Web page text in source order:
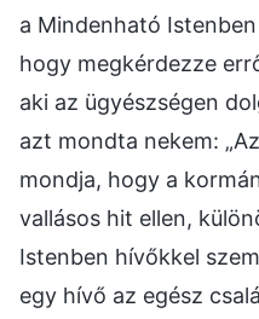
a Mindenható
hogy megkérdezze
aki az ügyészségen
azt mondta nekem:
mondja, hogy a
vallásos hit ellen,
Istenben hívőkkel
egy hívő az egész